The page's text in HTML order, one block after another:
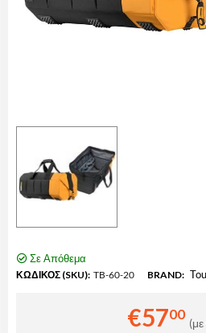
Σε Απόθεμα
ΚΩΔΙΚΟΣ (SKU): TB-60-20 BRAND:
€5700